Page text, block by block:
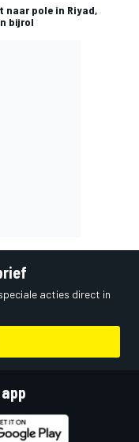
naar pole in Riyad,
bijrol
acties direct in